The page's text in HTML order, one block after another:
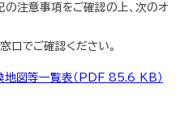
の注意事項をご確認の上、次のオ
口でご確認ください。
図等一覧表（PDF 85.6 KB）